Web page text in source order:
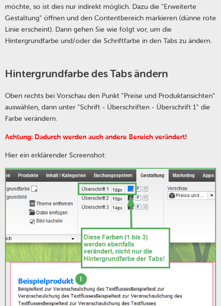
möchte, so ist dies nur indirekt möglich. Dazu die "Erweiterte
Gestaltung" öffnen und den Contentbereich markieren (dünne rote
Linie erscheint). Dann gehen Sie wie folgt vor, um die
Hintergrundfarbe und/oder die Schriftfarbe in den Tabs zu ändern.
Hintergrundfarbe des Tabs ändern
Oben rechts bei Vorschau den Punkt "Preise und Produktansichten"
auswählen, dann unter "Schrift - Überschriften - Überschrift 1" die
Farbe verändern.
Achtung: Dadurch werden auch andere Bereich verändert!
Hier ein erklärender Screenshot: